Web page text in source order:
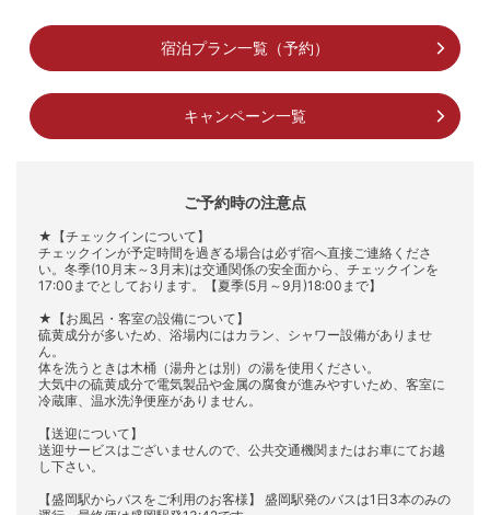
宿泊プラン一覧（予約）
キャンペーン一覧
ご予約時の注意点
★【チェックインについて】
チェックインが予定時間を過ぎる場合は必ず宿へ直接ご連絡くださ
い。冬季(10月末～3月末)は交通関係の安全面から、チェックインを
17:00までとしております。【夏季(5月～9月)18:00まで】
★【お風呂・客室の設備について】
硫黄成分が多いため、浴場内にはカラン、シャワー設備がありませ
ん。
体を洗うときは木桶（湯舟とは別）の湯を使用ください。
大気中の硫黄成分で電気製品や金属の腐食が進みやすいため、客室に
冷蔵庫、温水洗浄便座がありません。
【送迎について】
送迎サービスはございませんので、公共交通機関またはお車にてお越
し下さい。
【盛岡駅からバスをご利用のお客様】 盛岡駅発のバスは1日3本のみの